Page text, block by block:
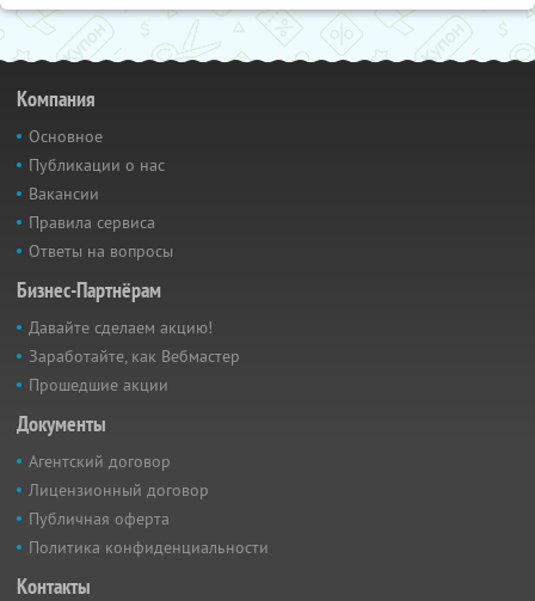
Компания
Основное
Публикации о нас
Вакансии
Правила сервиса
Ответы на вопросы
Бизнес-Партнёрам
Давайте сделаем акцию!
Заработайте, как Вебмастер
Прошедшие акции
Документы
Агентский договор
Лицензионный договор
Публичная оферта
Политика конфиденциальности
Контакты